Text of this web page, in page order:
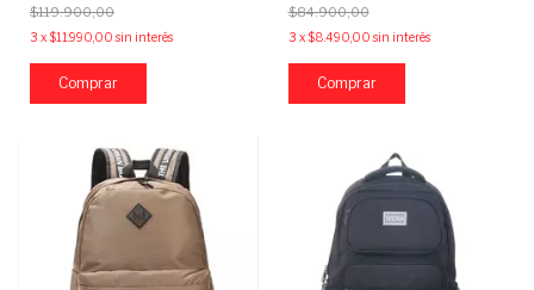
$119.900,00
3 x$11.990,00 sin interés
$84.900,00
3 x$8.490,00 sin interés